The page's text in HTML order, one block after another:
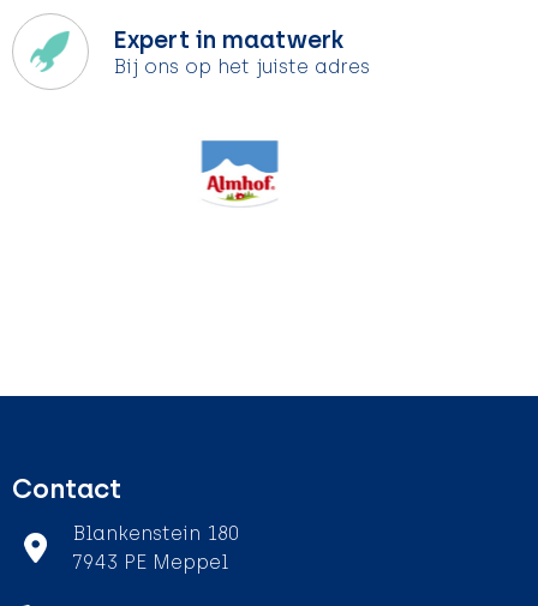
Expert in maatwerk
Bij ons op het juiste adres
Contact
Blankenstein 180
7943 PE Meppel